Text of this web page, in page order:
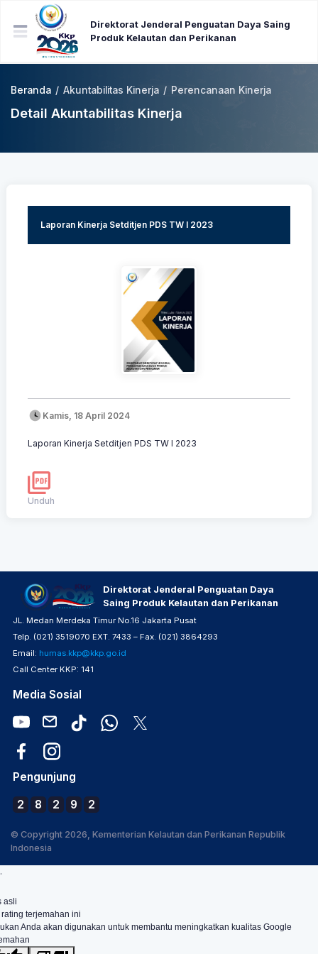
Direktorat Jenderal Penguatan Daya Saing
Produk Kelautan dan Perikanan
Beranda / Akuntabilitas Kinerja / Perencanaan Kinerja
Detail Akuntabilitas Kinerja
Laporan Kinerja Setditjen PDS TW I 2023
Kamis, 18 April 2024
Laporan Kinerja Setditjen PDS TW I 2023
Unduh
Direktorat Jenderal Penguatan Daya
Saing Produk Kelautan dan Perikanan
JL. Medan Merdeka Timur No.16 Jakarta Pusat
Telp. (021) 3519070 EXT. 7433 – Fax. (021) 3864293
Email: humas.kkp@kkp.go.id
Call Center KKP: 141
Media Sosial
Pengunjung
2 8 2 9 2
© Copyright 2026, Kementerian Kelautan dan Perikanan Republik
Indonesia
.
asli
terjemahan ini
Anda akan digunakan untuk membantu meningkatkan kualitas Google